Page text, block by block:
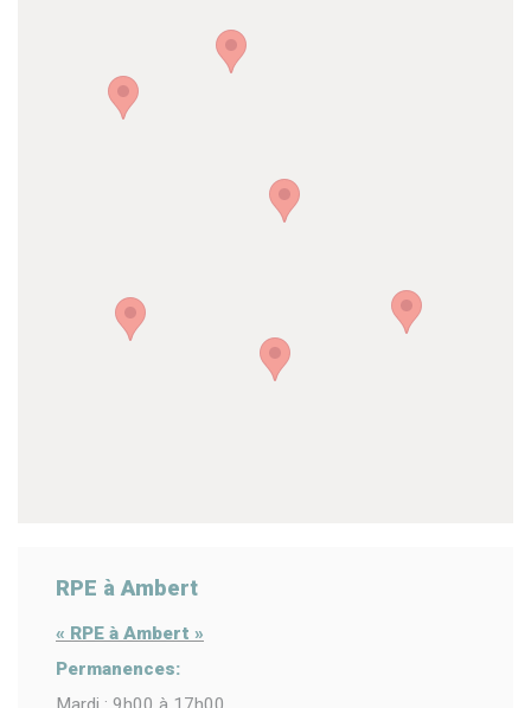
RPE à Ambert
« RPE à Ambert »
Permanences: